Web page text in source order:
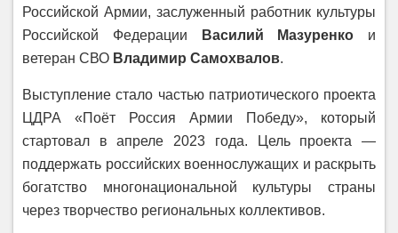
Российской Армии, заслуженный работник культуры
Российской Федерации
Василий Мазуренко и
ветеран СВО Владимир Самохвалов.
Выступление стало частью патриотического проекта
ЦДРА «Поёт Россия Армии Победу», который
стартовал в апреле 2023 года. Цель проекта —
поддержать российских военнослужащих и раскрыть
богатство многонациональной культуры страны
через творчество региональных коллективов.